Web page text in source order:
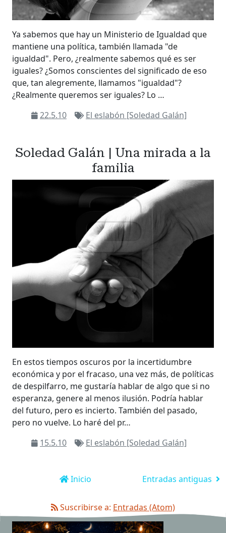
Ya sabemos que hay un Ministerio de Igualdad que
mantiene una política, también llamada "de
igualdad". Pero, ¿realmente sabemos qué es ser
iguales? ¿Somos conscientes del significado de eso
que, tan alegremente, llamamos "igualdad"?
¿Realmente queremos ser iguales? Lo …
22.5.10
El eslabón [Soledad Galán]
Soledad Galán | Una mirada a la
familia
En estos tiempos oscuros por la incertidumbre
económica y por el fracaso, una vez más, de políticas
de despilfarro, me gustaría hablar de algo que si no
esperanza, genere al menos ilusión. Podría hablar
del futuro, pero es incierto. También del pasado,
pero no vuelve. Lo haré del pr…
15.5.10
El eslabón [Soledad Galán]
Entradas antiguas
Inicio
Suscribirse a: Entradas (Atom)